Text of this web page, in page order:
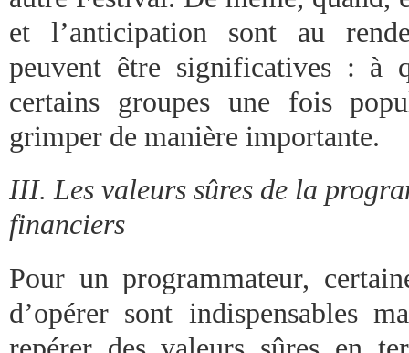
et l’anticipation sont au
peuvent être significatives : à
certains groupes une fois
grimper de manière importante.
III. Les valeurs sûres de la
financiers
Pour un programmateur,
d’opérer sont indispensables